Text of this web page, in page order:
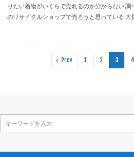
りたい着物がいくらで売れるのか分からない 調
のリサイクルショップで売ろうと思っている 大
Prev 1 2 3 4